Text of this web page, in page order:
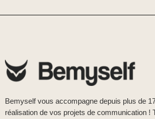
Bemyself vous accompagne depuis plus de
réalisation de vos projets de communication !